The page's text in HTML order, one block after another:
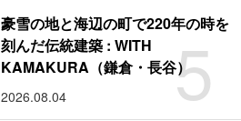
5
豪雪の地と海辺の町で220年の時を
刻んだ伝統建築 : WITH
KAMAKURA（鎌倉・長谷）
2026.08.04